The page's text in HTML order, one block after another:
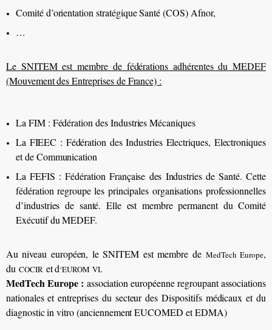
Comité d’orientation stratégique Santé (COS) Afnor,
…
Le SNITEM est membre de fédérations adhérentes du MEDEF
(Mouvement des Entreprises de France) :
La FIM : Fédération des Industries Mécaniques
La FIEEC : Fédération des Industries Electriques, Electroniques
et de Communication
La FEFIS : Fédération Française des Industries de Santé. Cette
fédération regroupe les principales organisations professionnelles
d’industries de santé. Elle est membre permanent du Comité
Exécutif du MEDEF.
Au niveau européen, le SNITEM est membre deMedTech Europe,
du COCIR et d‘EUROM VI.
MedTech Europe : association européenne regroupant associations
nationales et entreprises du secteur des Dispositifs médicaux et du
diagnostic in vitro (anciennement EUCOMED et EDMA)